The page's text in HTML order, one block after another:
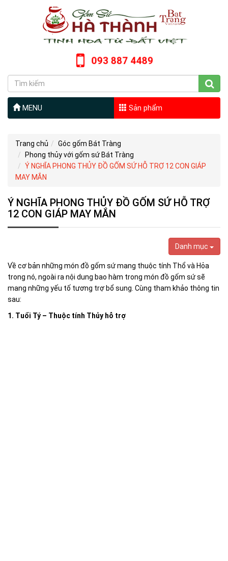
093 887 4489
MENU Sản phẩm
Trang chủ
Góc gốm Bát Tràng
Phong thủy với gốm sứ Bát Tràng
Ý NGHĨA PHONG THỦY ĐỒ GỐM SỨ HỖ TRỢ 12 CON GIÁP
MAY MẮN
Ý NGHĨA PHONG THỦY ĐỒ GỐM SỨ HỖ TRỢ
12 CON GIÁP MAY MẮN
Danh mục
Về cơ bản những món đồ gốm sứ mang thuộc tính Thổ và Hỏa
trong nó, ngoài ra nội dung bao hàm trong món đồ gốm sứ sẽ
mang những yếu tố tương trợ bổ sung. Cùng tham khảo thông tin
sau:
1. Tuổi Tý – Thuộc tính Thủy hỗ trợ